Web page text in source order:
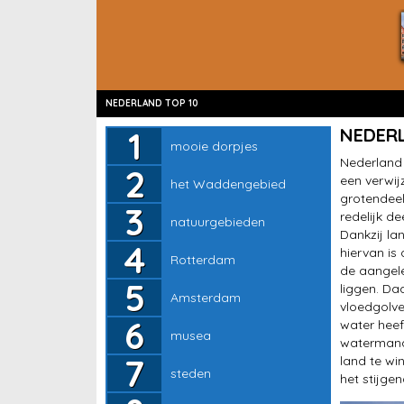
NEDERLAND TOP 10mooie dorpjes
het Waddengebied
natuurgebieden
Rotterdam
Amsterdam
musea
steden
stranden
mooie dorpjes
het Waddengebied
natuurgebieden
Rotterdam
Amsterdam
musea
steden
een
redelijk
Dankzij
hiervan is
de
liggen.
water
land te
het